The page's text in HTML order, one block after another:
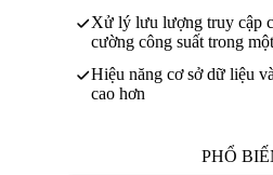
Xử lý lưu lượng truy cập
cường công suất trong
Hiệu năng cơ sở dữ liệu
cao hơn
PHỔ